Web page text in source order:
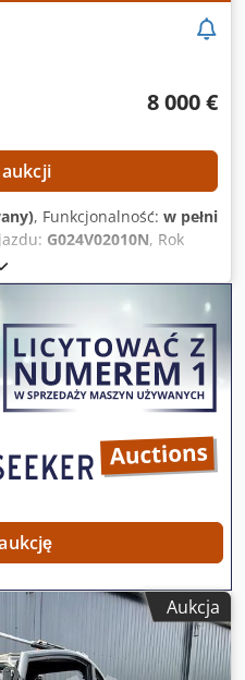
8 000 €
, Funkcjonalność: w pełni
G024V02010N, Rok
9 371 h
mm, wolny skok
paliwa:
3 500 mm
, Brak ceny
po najwyższej
7000 kg Wysokość
skok wideł: 1845 mm
Wysokość konstrukcyjna:
Aszrgcmsqqjf 3. Zawór
Numer referencyjny:
Aukcja